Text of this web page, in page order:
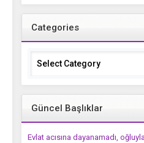
Categories
Categories
Güncel Başlıklar
Evlat acısına dayanamadı,